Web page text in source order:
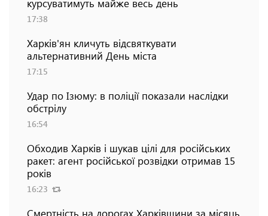
курсуватимуть майже весь день
17:38
Харків'ян кличуть відсвяткувати
альтернативний День міста
17:15
Удар по Ізюму: в поліції показали наслідки
обстрілу
16:54
Обходив Харків і шукав цілі для російських
ракет: агент російської розвідки отримав 15
років
16:23
Смертність на дорогах Харківщини за місяць